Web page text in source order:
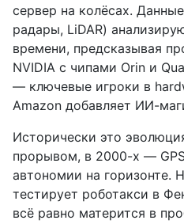
сервер на колёсах.
радары, LiDAR)
времени, предсказывая
NVIDIA с чипами Orin и
— ключевые игроки в
Amazon добавляет ИИ-
Исторически это
прорывом, в 2000-х —
автономии на горизонте.
тестирует роботакси в
всё равно матерится в